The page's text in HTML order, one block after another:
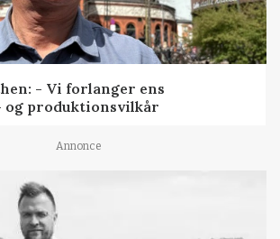
- Vi forlanger ens
og produktionsvilkår
Annonce